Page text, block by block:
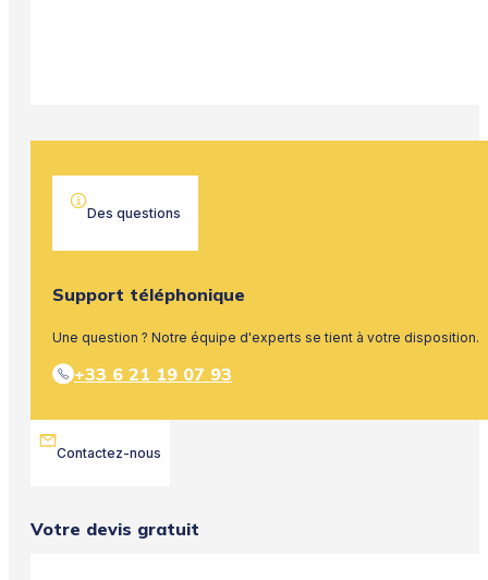
Des questions
Support téléphonique
Une question ? Notre équipe d'experts se tient à votre disposition.
+33 6 21 19 07 93
Contactez-nous
Votre devis gratuit